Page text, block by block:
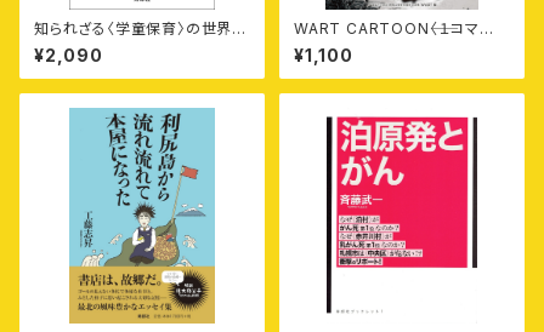
知られざる〈学童保育〉の世界
——問題だらけの“社会インフ
ラ”
¥2,090
WART CARTOON⸺〈１コマ
漫画〉から読み解くミャンマーの
苦しみと願い
¥1,100